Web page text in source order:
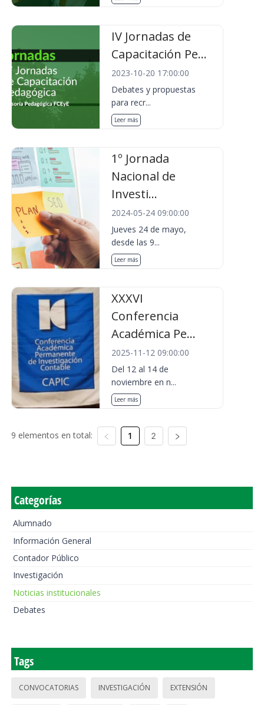
IV Jornadas de
Capacitación Pe...
2023-10-20 17:00:00
Debates y propuestas
para recr...
Leer más
1º Jornada
Nacional de
Investi...
2024-05-24 09:00:00
Jueves 24 de mayo,
desde las 9...
Leer más
XXXVI
Conferencia
Académica Pe...
2025-11-12 09:00:00
Del 12 al 14 de
noviembre en n...
Leer más
9 elementos en total: 1 2
Categorías
Alumnado
Información General
Contador Público
Investigación
Noticias institucionales
Debates
Tags
CONVOCATORIAS INVESTIGACIÓN EXTENSIÓN